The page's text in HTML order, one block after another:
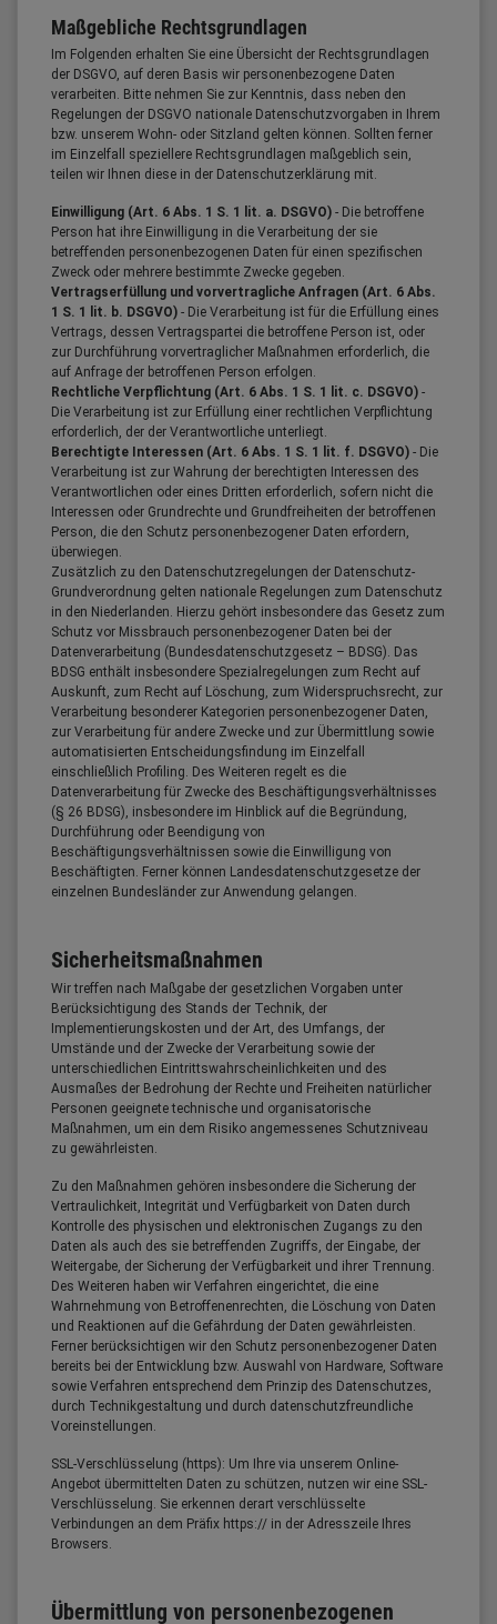
Maßgebliche Rechtsgrundlagen
Im Folgenden erhalten Sie eine Übersicht der Rechtsgrundlagen
der DSGVO, auf deren Basis wir personenbezogene Daten
verarbeiten. Bitte nehmen Sie zur Kenntnis, dass neben den
Regelungen der DSGVO nationale Datenschutzvorgaben in Ihrem
bzw. unserem Wohn- oder Sitzland gelten können. Sollten ferner
im Einzelfall speziellere Rechtsgrundlagen maßgeblich sein,
teilen wir Ihnen diese in der Datenschutzerklärung mit.
Einwilligung (Art. 6 Abs. 1 S. 1 lit. a. DSGVO) - Die betroffene
Person hat ihre Einwilligung in die Verarbeitung der sie
betreffenden personenbezogenen Daten für einen spezifischen
Zweck oder mehrere bestimmte Zwecke gegeben.
Vertragserfüllung und vorvertragliche Anfragen (Art. 6 Abs.
1 S. 1 lit. b. DSGVO) - Die Verarbeitung ist für die Erfüllung eines
Vertrags, dessen Vertragspartei die betroffene Person ist, oder
zur Durchführung vorvertraglicher Maßnahmen erforderlich, die
auf Anfrage der betroffenen Person erfolgen.
Rechtliche Verpflichtung (Art. 6 Abs. 1 S. 1 lit. c. DSGVO) -
Die Verarbeitung ist zur Erfüllung einer rechtlichen Verpflichtung
erforderlich, der der Verantwortliche unterliegt.
Berechtigte Interessen (Art. 6 Abs. 1 S. 1 lit. f. DSGVO) - Die
Verarbeitung ist zur Wahrung der berechtigten Interessen des
Verantwortlichen oder eines Dritten erforderlich, sofern nicht die
Interessen oder Grundrechte und Grundfreiheiten der betroffenen
Person, die den Schutz personenbezogener Daten erfordern,
überwiegen.
Zusätzlich zu den Datenschutzregelungen der Datenschutz-
Grundverordnung gelten nationale Regelungen zum Datenschutz
in den Niederlanden. Hierzu gehört insbesondere das Gesetz zum
Schutz vor Missbrauch personenbezogener Daten bei der
Datenverarbeitung (Bundesdatenschutzgesetz – BDSG). Das
BDSG enthält insbesondere Spezialregelungen zum Recht auf
Auskunft, zum Recht auf Löschung, zum Widerspruchsrecht, zur
Verarbeitung besonderer Kategorien personenbezogener Daten,
zur Verarbeitung für andere Zwecke und zur Übermittlung sowie
automatisierten Entscheidungsfindung im Einzelfall
einschließlich Profiling. Des Weiteren regelt es die
Datenverarbeitung für Zwecke des Beschäftigungsverhältnisses
(§ 26 BDSG), insbesondere im Hinblick auf die Begründung,
Durchführung oder Beendigung von
Beschäftigungsverhältnissen sowie die Einwilligung von
Beschäftigten. Ferner können Landesdatenschutzgesetze der
einzelnen Bundesländer zur Anwendung gelangen.
Sicherheitsmaßnahmen
Wir treffen nach Maßgabe der gesetzlichen Vorgaben unter
Berücksichtigung des Stands der Technik, der
Implementierungskosten und der Art, des Umfangs, der
Umstände und der Zwecke der Verarbeitung sowie der
unterschiedlichen Eintrittswahrscheinlichkeiten und des
Ausmaßes der Bedrohung der Rechte und Freiheiten natürlicher
Personen geeignete technische und organisatorische
Maßnahmen, um ein dem Risiko angemessenes Schutzniveau
zu gewährleisten.
Zu den Maßnahmen gehören insbesondere die Sicherung der
Vertraulichkeit, Integrität und Verfügbarkeit von Daten durch
Kontrolle des physischen und elektronischen Zugangs zu den
Daten als auch des sie betreffenden Zugriffs, der Eingabe, der
Weitergabe, der Sicherung der Verfügbarkeit und ihrer Trennung.
Des Weiteren haben wir Verfahren eingerichtet, die eine
Wahrnehmung von Betroffenenrechten, die Löschung von Daten
und Reaktionen auf die Gefährdung der Daten gewährleisten.
Ferner berücksichtigen wir den Schutz personenbezogener Daten
bereits bei der Entwicklung bzw. Auswahl von Hardware, Software
sowie Verfahren entsprechend dem Prinzip des Datenschutzes,
durch Technikgestaltung und durch datenschutzfreundliche
Voreinstellungen.
SSL-Verschlüsselung (https): Um Ihre via unserem Online-
Angebot übermittelten Daten zu schützen, nutzen wir eine SSL-
Verschlüsselung. Sie erkennen derart verschlüsselte
Verbindungen an dem Präfix https:// in der Adresszeile Ihres
Browsers.
Übermittlung von personenbezogenen